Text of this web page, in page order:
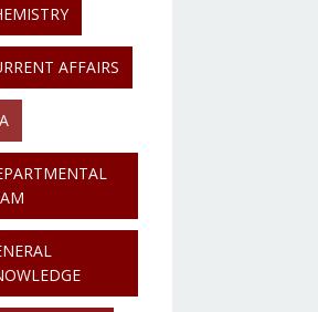
AFFAIRS